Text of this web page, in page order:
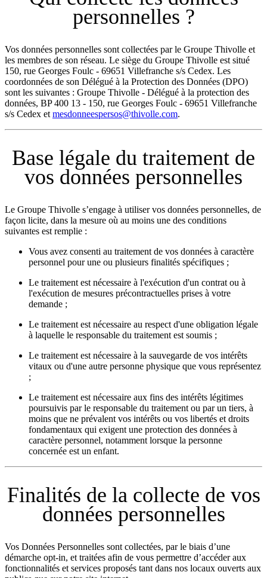
personnelles ?
Vos données personnelles sont collectées par le Groupe Thivolle et
les membres de son réseau. Le siège du Groupe Thivolle est situé
150, rue Georges Foulc - 69651 Villefranche s/s Cedex. Les
coordonnées de son Délégué à la Protection des Données (DPO)
sont les suivantes : Groupe Thivolle - Délégué à la protection des
données, BP 400 13 - 150, rue Georges Foulc - 69651 Villefranche
s/s Cedex et mesdonneespersos@thivolle.com.
Base légale du traitement de
vos données personnelles
Le Groupe Thivolle s’engage à utiliser vos données personnelles, de
façon licite, dans la mesure où au moins une des conditions
suivantes est remplie :
Vous avez consenti au traitement de vos données à caractère
personnel pour une ou plusieurs finalités spécifiques ;
Le traitement est nécessaire à l'exécution d'un contrat ou à
l'exécution de mesures précontractuelles prises à votre
demande ;
Le traitement est nécessaire au respect d'une obligation légale
à laquelle le responsable du traitement est soumis ;
Le traitement est nécessaire à la sauvegarde de vos intérêts
vitaux ou d'une autre personne physique que vous représentez
;
Le traitement est nécessaire aux fins des intérêts légitimes
poursuivis par le responsable du traitement ou par un tiers, à
moins que ne prévalent vos intérêts ou vos libertés et droits
fondamentaux qui exigent une protection des données à
caractère personnel, notamment lorsque la personne
concernée est un enfant.
Finalités de la collecte de vos
données personnelles
Vos Données Personnelles sont collectées, par le biais d’une
démarche opt-in, et traitées afin de vous permettre d’accéder aux
fonctionnalités et services proposés tant dans nos locaux ouverts aux